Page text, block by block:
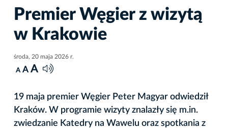
Premier Węgier z wizytą
w Krakowie
środa, 20 maja 2026 r.
A A A
19 maja premier Węgier Peter Magyar odwiedził
Kraków. W programie wizyty znalazły się m.in.
zwiedzanie Katedry na Wawelu oraz spotkania z